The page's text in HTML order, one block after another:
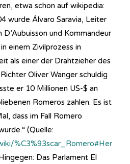
etwa schon auf wikipedia:
wurde Álvaro Saravia, Leiter
und Kommandeur
einem Zivilprozess in
als einer der Drahtzieher des
Oliver Wanger schuldig
er 10 Millionen US-$ an
Romeros zahlen. Es ist
dass im Fall Romero
(Quelle:
%C3%93scar_Romero#Her
Das Parlament El